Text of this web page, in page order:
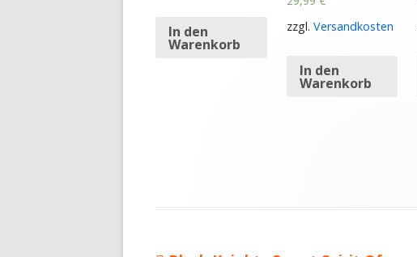
In den
Warenkorb
zzgl. Versandkosten
In den
Warenkorb